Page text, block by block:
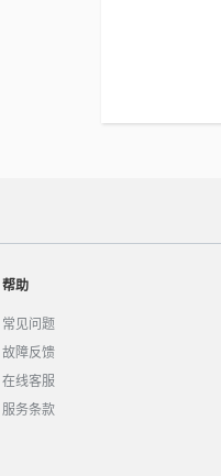
帮助
常见问题
故障反馈
在线客服
服务条款